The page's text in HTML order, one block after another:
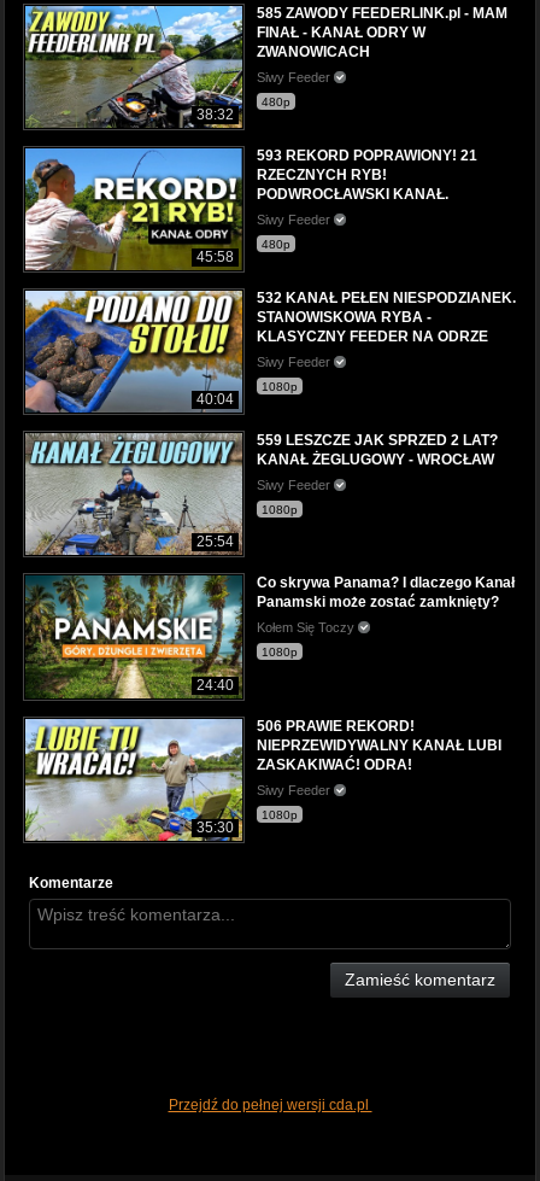
38:32
585 ZAWODY FEEDERLINK.pl - MAM
FINAŁ - KANAŁ ODRY W
ZWANOWICACH
Siwy Feeder
480p
45:58
593 REKORD POPRAWIONY! 21
RZECZNYCH RYB!
PODWROCŁAWSKI KANAŁ.
Siwy Feeder
480p
40:04
532 KANAŁ PEŁEN NIESPODZIANEK.
STANOWISKOWA RYBA -
KLASYCZNY FEEDER NA ODRZE
Siwy Feeder
1080p
25:54
559 LESZCZE JAK SPRZED 2 LAT?
KANAŁ ŻEGLUGOWY - WROCŁAW
Siwy Feeder
1080p
24:40
Co skrywa Panama? I dlaczego Kanał
Panamski może zostać zamknięty?
Kołem Się Toczy
1080p
35:30
506 PRAWIE REKORD!
NIEPRZEWIDYWALNY KANAŁ LUBI
ZASKAKIWAĆ! ODRA!
Siwy Feeder
1080p
Komentarze
Zamieść komentarz
Przejdź do pełnej wersji cda.pl